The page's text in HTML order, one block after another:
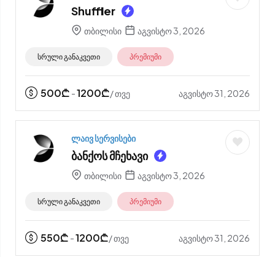
Shuffler
თბილისი აგვისტო 3, 2026
სრული განაკვეთი პრემიუმი
500₾ -1200₾/ თვე აგვისტო 31, 2026
ლაივ სერვისები
ბანქოს მჩეხავი
თბილისი აგვისტო 3, 2026
სრული განაკვეთი პრემიუმი
550₾ -1200₾/ თვე აგვისტო 31, 2026